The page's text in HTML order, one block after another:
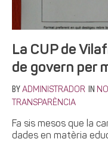
La CUP de
de govern per
BY ADMINISTRADOR IN
TRANSPARÈNCIA
Fa sis mesos que la
dades en matèria